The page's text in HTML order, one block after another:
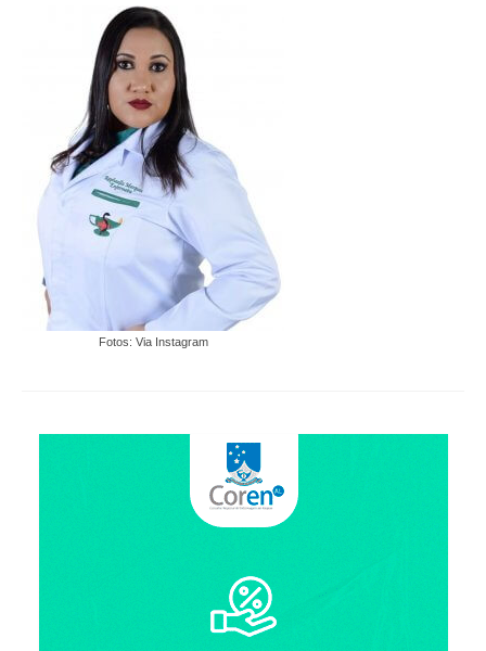
Procedimento para registro
Clube de Vantagens
Valores dos serviços
Reserva de auditório
Notícias
Ouvidoria
Fale Conosco
Fotos: Via Instagram